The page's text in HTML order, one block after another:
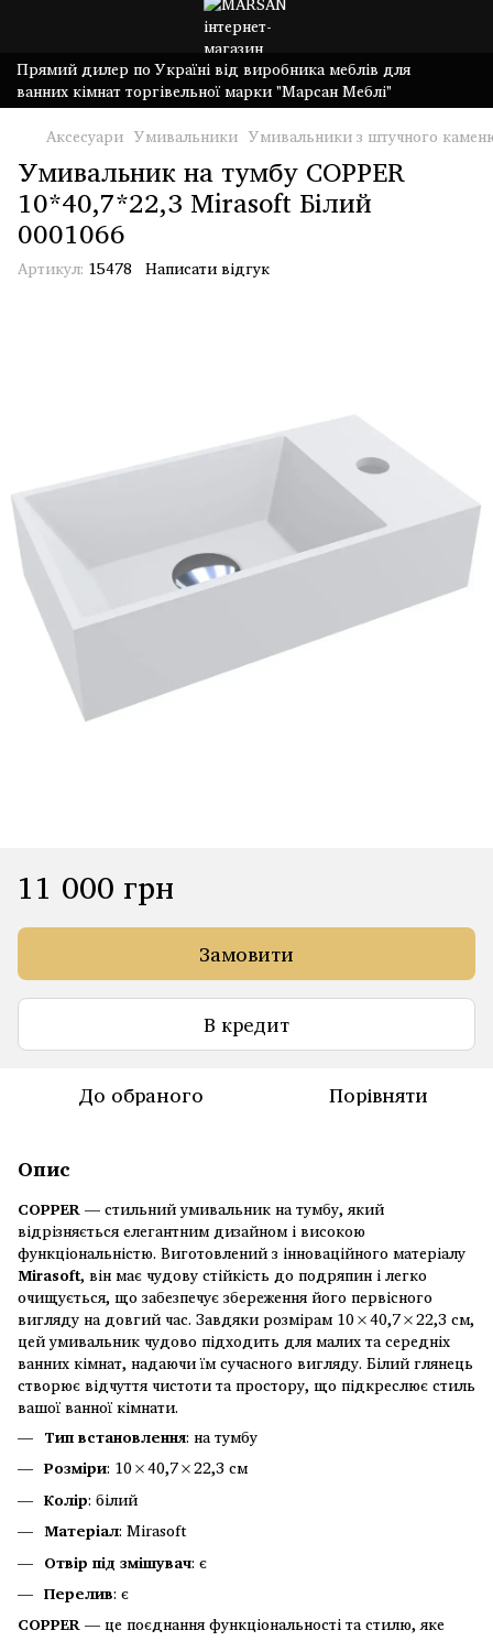
Прямий дилер по Україні від виробника меблів для
ванних кімнат торгівельної марки "Марсан Меблі"
Аксесуари Умивальники Умивальники з штучного
Умивальник на тумбу COPPER
10*40,7*22,3 Mirasoft Білий
0001066
Артикул: 15478 Написати відгук
11 000 грн
Замовити
В кредит
До обраного Порівняти
Опис
COPPER— стильний умивальник на тумбу, який
відрізняється елегантним дизайном і високою
функціональністю. Виготовлений з інноваційного матеріалу
Mirasoft, він має чудову стійкість до подряпин і легко
очищується, що забезпечує збереження його первісного
вигляду на довгий час. Завдяки розмірам 10×40,7×22,3 см,
цей умивальник чудово підходить для малих та середніх
ванних кімнат, надаючи їм сучасного вигляду. Білий глянець
створює відчуття чистоти та простору, що підкреслює стиль
вашої ванної кімнати.
Тип встановлення: на тумбу
Розміри: 10×40,7×22,3 см
Колір: білий
Матеріал: Mirasoft
Отвір під змішувач: є
Перелив: є
COPPER— це поєднання функціональності та стилю, яке